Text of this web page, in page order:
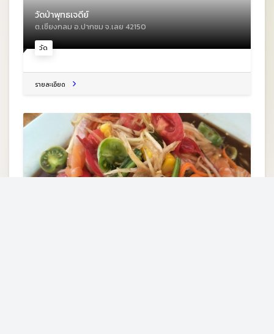
วัด
วัดป่าพุทธเจดีย์
ต.เชียงกลม อ.ปากชม จ.เลย 42150
รายละเอียด